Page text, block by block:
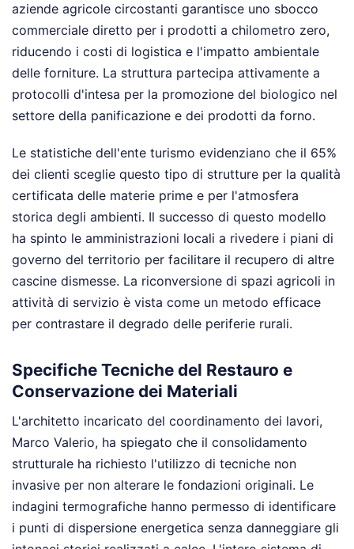
aziende agricole circostanti garantisce uno sbocco
commerciale diretto per i prodotti a chilometro zero,
riducendo i costi di logistica e l'impatto ambientale
delle forniture. La struttura partecipa attivamente a
protocolli d'intesa per la promozione del biologico nel
settore della panificazione e dei prodotti da forno.
Le statistiche dell'ente turismo evidenziano che il 65%
dei clienti sceglie questo tipo di strutture per la qualità
certificata delle materie prime e per l'atmosfera
storica degli ambienti. Il successo di questo modello
ha spinto le amministrazioni locali a rivedere i piani di
governo del territorio per facilitare il recupero di altre
cascine dismesse. La riconversione di spazi agricoli in
attività di servizio è vista come un metodo efficace
per contrastare il degrado delle periferie rurali.
Specifiche Tecniche del Restauro e
Conservazione dei Materiali
L'architetto incaricato del coordinamento dei lavori,
Marco Valerio, ha spiegato che il consolidamento
strutturale ha richiesto l'utilizzo di tecniche non
invasive per non alterare le fondazioni originali. Le
indagini termografiche hanno permesso di identificare
i punti di dispersione energetica senza danneggiare gli